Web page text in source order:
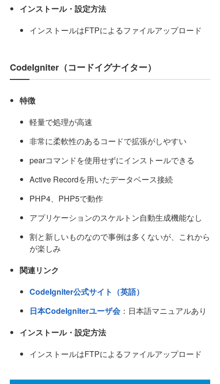
インストール・設定方法
インストールはFTPによるファイルアップロード
CodeIgniter（コードイグナイター）
特徴
軽量で処理が高速
非常に柔軟性のあるコードで拡張がしやすい
pearコマンドを使用せずにインストールできる
Active Recordを用いたデータベース接続
PHP4、PHP5で動作
アプリケーションのスケルトン自動生成機能なし
割と新しいものなので事例は多くないが、これから
が楽しみ
関連リンク
CodeIgniter公式サイト（英語）
日本CodeIgniterユーザ会 ：日本語マニュアルあり
インストール・設定方法
インストールはFTPによるファイルアップロード